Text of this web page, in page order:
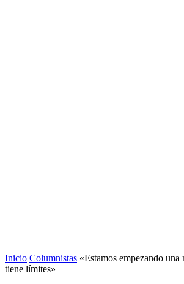
Inicio Columnistas «Estamos empezando
tiene límites»